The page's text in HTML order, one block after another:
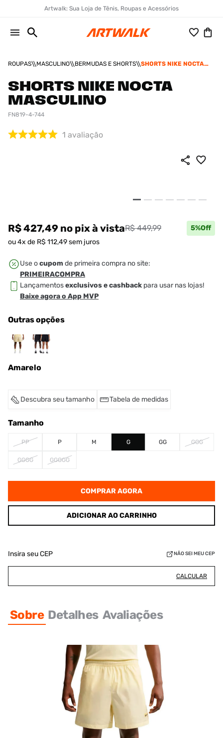
Artwalk: Sua Loja de Tênis, Roupas e Acessórios
ROUPAS MASCULINO BERMUDAS E SHORTS
SHORTS NIKE NOCTA
SHORTS NIKE NOCTA
MASCULINO
FN819-4-744
1 avaliação
R$ 427,49 no pixà vistaR$ 449,99 5%Off
ou4x de R$ 112,49sem juros
Use ocupom de primeira compra no site:
PRIMEIRACOMPRA
Lançamentosexclusivos e cashback para usar nas lojas!
Baixe agora o App MVP
Outras opções
Amarelo
Descubra seu tamanho Tabela de medidas
Tamanho
PP P M G GG GGG
GGGG GGGGG
COMPRAR AGORA
ADICIONAR AO CARRINHO
Insira seu CEP NÃO SEI MEU CEP
CALCULAR
Sobre Detalhes Avaliações